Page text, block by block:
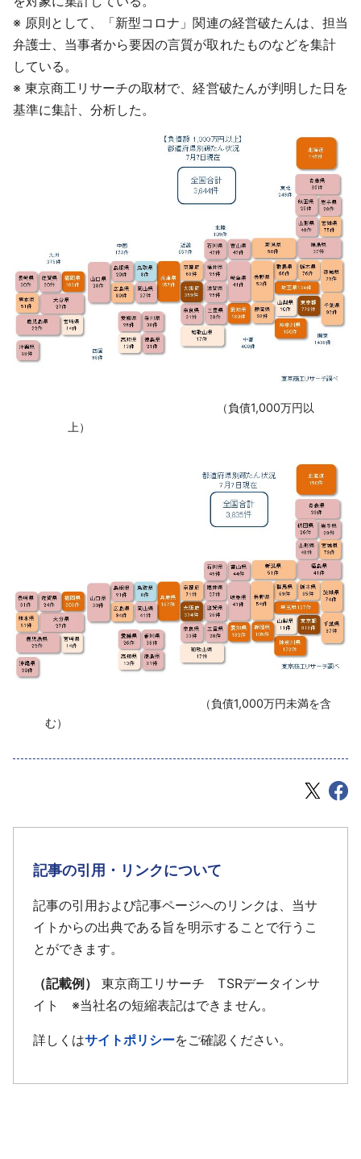
※ 原則として、「新型コロナ」関連の経営破たんは、担当
弁護士、当事者から要因の言質が取れたものなどを集計
している。
※ 東京商工リサーチの取材で、経営破たんが判明した日を
基準に集計、分析した。
‌ （負債1,000万円以
上）
‌ （負債1,000万円未満を含
む）
記事の引用・リンクについて
記事の引用および記事ページへのリンクは、当サ
イトからの出典である旨を明示することで行うこ
とができます。
（記載例）
東京商工リサーチ TSRデータインサ
イト ※当社名の短縮表記はできません。
詳しくはサイトポリシーをご確認ください。